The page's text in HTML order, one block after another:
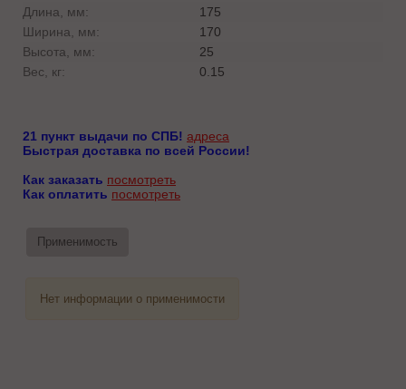
Длина, мм:
175
Ширина, мм:
170
Высота, мм:
25
Вес, кг:
0.15
21 пункт выдачи по СПБ! адреса
Быстрая доставка по всей России!
Как заказать посмотреть
Как оплатить посмотреть
Применимость
Нет информации о применимости